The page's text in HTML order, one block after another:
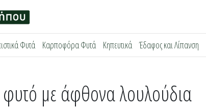
Φυτά Καρποφόρα Φυτά Κηπευτικά Έδαφος και Λίπανση
με άφθονα λουλούδια